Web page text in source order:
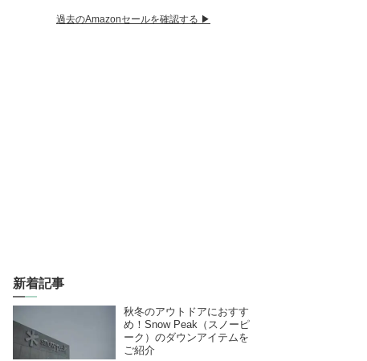
過去のAmazonセールを確認する ▶︎
新着記事
秋冬のアウトドアにおすす
め！Snow Peak（スノーピ
ーク）のダウンアイテムを
ご紹介